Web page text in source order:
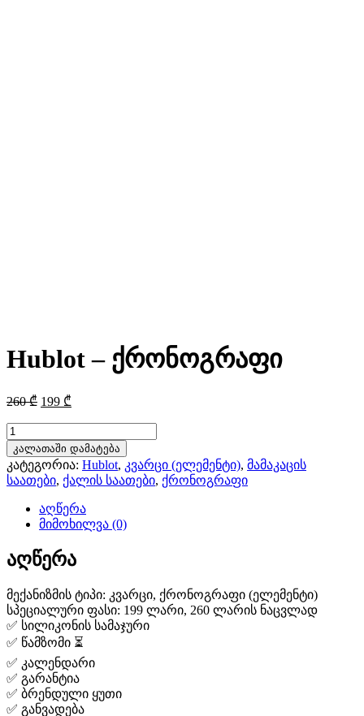
Hublot – ქრონოგრაფი
260₾ Original
was:
260 ₾.
199 ₾
is:
199 ₾.
რაოდენობა:
Hublot
-
ქრონოგრაფი
კალათაში დამატება
კატეგორია: Hublot, კვარცი (ელემენტი), მამაკაცის
საათები, ქალის საათები, ქრონოგრაფი
აღწერა
მიმოხილვა (0)
აღწერა
მექანიზმის ტიპი: კვარცი, ქრონოგრაფი (ელემენტი)
სპეციალური ფასი: 199 ლარი, 260 ლარის ნაცვლად
✅ სილიკონის სამაჯური
✅ წამზომი ⏳
✅ კალენდარი
✅ გარანტია
✅ ბრენდული ყუთი
✅ განვადება